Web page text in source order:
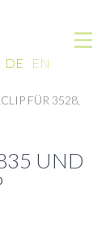
DE EN
FÜR 3528,
UND